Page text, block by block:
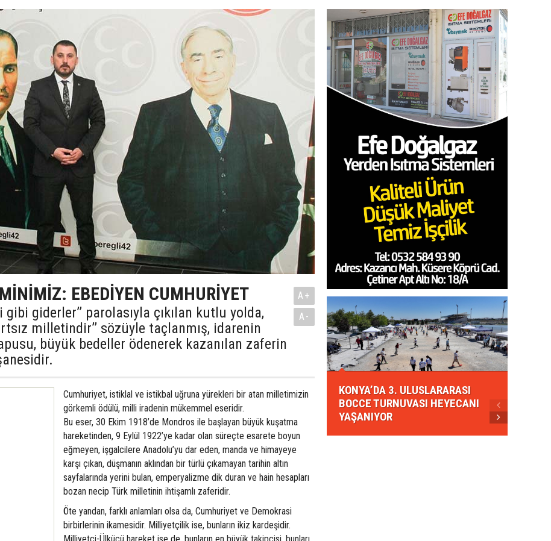
EBEDİYEN CUMHURİYET
gibi giderler’’ parolasıyla çıkılan kutlu yolda,
milletindir’’ sözüyle taçlanmış, idarenin
büyük bedeller ödenerek kazanılan zaferin
A+
A-
Cumhuriyet, istiklal ve istikbal uğruna yürekleri bir atan milletimizin
görkemli ödülü, milli iradenin mükemmel eseridir.
Bu eser, 30 Ekim 1918’de Mondros ile başlayan büyük kuşatma
hareketinden, 9 Eylül 1922’ye kadar olan süreçte esarete boyun
eğmeyen, işgalcilere Anadolu’yu dar eden, manda ve himayeye
karşı çıkan, düşmanın aklından bir türlü çıkamayan tarihin altın
sayfalarında yerini bulan, emperyalizme dik duran ve hain hesapları
bozan necip Türk milletinin ihtişamlı zaferidir.
Öte yandan, farklı anlamları olsa da, Cumhuriyet ve Demokrasi
birbirlerinin ikamesidir. Milliyetçilik ise, bunların ikiz kardeşidir.
KONYA’DA 3. ULUSLARARASI
BOCCE TURNUVASI HEYECANI
YAŞANIYOR